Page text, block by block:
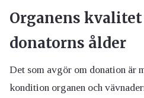
Organens
donatorns ålder
Det som avgör om donation är
kondition organen och